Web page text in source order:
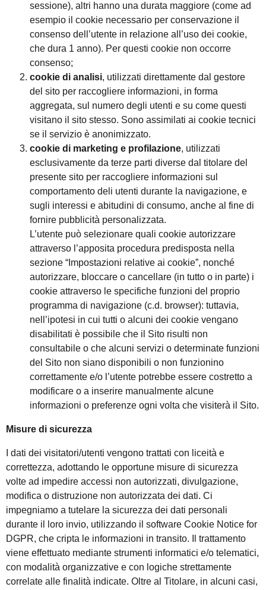
sessione), altri hanno una durata maggiore (come ad
esempio il cookie necessario per conservazione il
consenso dell’utente in relazione all’uso dei cookie,
che dura 1 anno). Per questi cookie non occorre
consenso;
cookie di analisi, utilizzati direttamente dal gestore
del sito per raccogliere informazioni, in forma
aggregata, sul numero degli utenti e su come questi
visitano il sito stesso. Sono assimilati ai cookie tecnici
se il servizio è anonimizzato.
cookie di marketing e profilazione, utilizzati
esclusivamente da terze parti diverse dal titolare del
presente sito per raccogliere informazioni sul
comportamento deli utenti durante la navigazione, e
sugli interessi e abitudini di consumo, anche al fine di
fornire pubblicità personalizzata.
L’utente può selezionare quali cookie autorizzare
attraverso l’apposita procedura predisposta nella
sezione “Impostazioni relative ai cookie”, nonché
autorizzare, bloccare o cancellare (in tutto o in parte) i
cookie attraverso le specifiche funzioni del proprio
programma di navigazione (c.d. browser): tuttavia,
nell’ipotesi in cui tutti o alcuni dei cookie vengano
disabilitati è possibile che il Sito risulti non
consultabile o che alcuni servizi o determinate funzioni
del Sito non siano disponibili o non funzionino
correttamente e/o l’utente potrebbe essere costretto a
modificare o a inserire manualmente alcune
informazioni o preferenze ogni volta che visiterà il Sito.
Misure di sicurezza
I dati dei visitatori/utenti vengono trattati con liceità e
correttezza, adottando le opportune misure di sicurezza
volte ad impedire accessi non autorizzati, divulgazione,
modifica o distruzione non autorizzata dei dati. Ci
impegniamo a tutelare la sicurezza dei dati personali
durante il loro invio, utilizzando il software Cookie Notice for
DGPR, che cripta le informazioni in transito. Il trattamento
viene effettuato mediante strumenti informatici e/o telematici,
con modalità organizzative e con logiche strettamente
correlate alle finalità indicate. Oltre al Titolare, in alcuni casi,